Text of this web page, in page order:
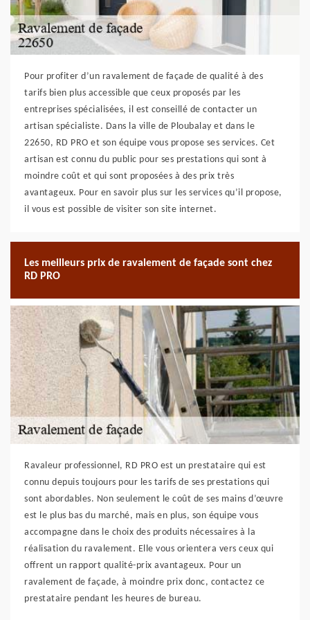
Pour profiter d’un ravalement de façade de qualité à des
tarifs bien plus accessible que ceux proposés par les
entreprises spécialisées, il est conseillé de contacter un
artisan spécialiste. Dans la ville de Ploubalay et dans le
22650, RD PRO et son équipe vous propose ses services. Cet
artisan est connu du public pour ses prestations qui sont à
moindre coût et qui sont proposées à des prix très
avantageux. Pour en savoir plus sur les services qu’il propose,
il vous est possible de visiter son site internet.
Les meilleurs prix de ravalement de façade sont chez
RD PRO
Ravaleur professionnel, RD PRO est un prestataire qui est
connu depuis toujours pour les tarifs de ses prestations qui
sont abordables. Non seulement le coût de ses mains d’œuvre
est le plus bas du marché, mais en plus, son équipe vous
accompagne dans le choix des produits nécessaires à la
réalisation du ravalement. Elle vous orientera vers ceux qui
offrent un rapport qualité-prix avantageux. Pour un
ravalement de façade, à moindre prix donc, contactez ce
prestataire pendant les heures de bureau.